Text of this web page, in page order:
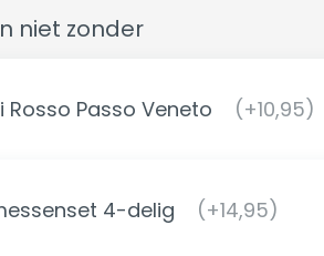
niet zonder
Rosso Passo Veneto (+10,95)
4-delig (+14,95)